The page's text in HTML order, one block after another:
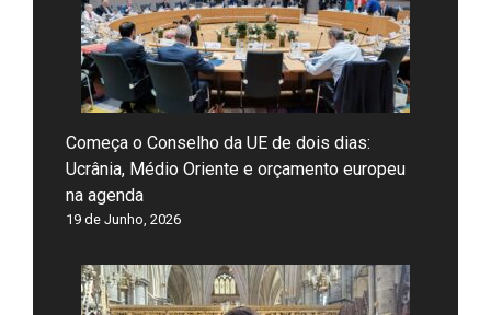
Começa o Conselho da UE de dois dias:
Ucrânia, Médio Oriente e orçamento europeu
na agenda
19 de Junho, 2026